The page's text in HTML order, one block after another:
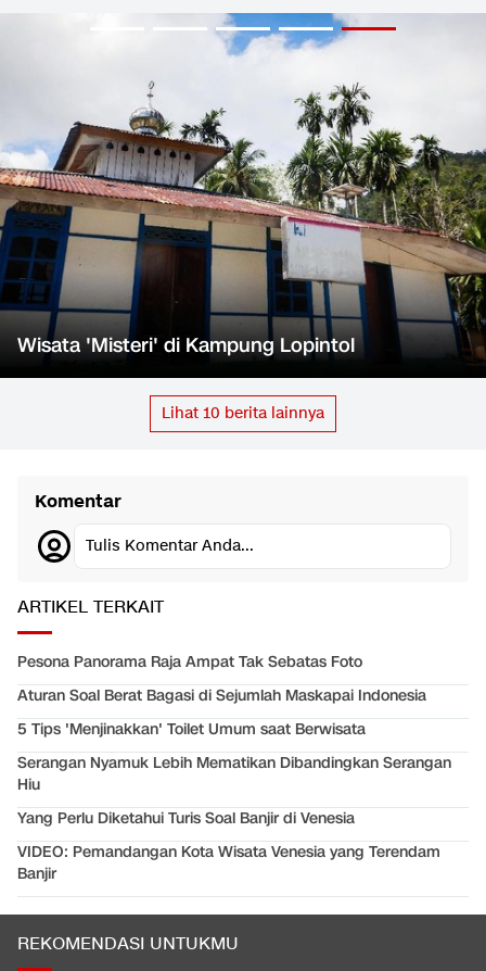
Wisata 'Misteri' di Kampung Lopintol
Lihat 10 berita lainnya
Komentar
Tulis Komentar Anda...
ARTIKEL TERKAIT
Pesona Panorama Raja Ampat Tak Sebatas Foto
Aturan Soal Berat Bagasi di Sejumlah Maskapai Indonesia
5 Tips 'Menjinakkan' Toilet Umum saat Berwisata
Serangan Nyamuk Lebih Mematikan Dibandingkan Serangan
Hiu
Yang Perlu Diketahui Turis Soal Banjir di Venesia
VIDEO: Pemandangan Kota Wisata Venesia yang Terendam
Banjir
REKOMENDASI UNTUKMU